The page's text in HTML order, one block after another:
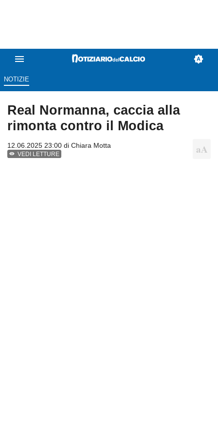
NOTIZIE
Real Normanna, caccia alla
rimonta contro il Modica
12.06.2025 23:00 di Chiara Motta
VEDI LETTURE